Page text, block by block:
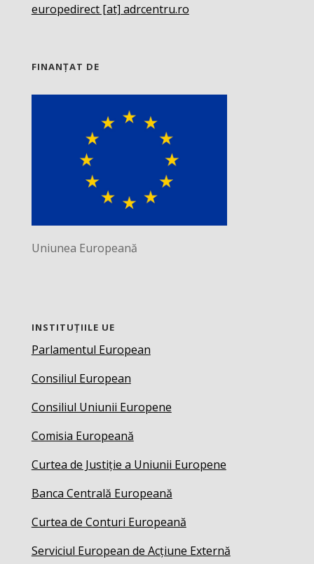
europedirect [at] adrcentru.ro
FINANȚAT DE
Uniunea Europeană
INSTITUȚIILE UE
Parlamentul European
Consiliul European
Consiliul Uniunii Europene
Comisia Europeană
Curtea de Justiție a Uniunii Europene
Banca Centrală Europeană
Curtea de Conturi Europeană
Serviciul European de Acțiune Externă